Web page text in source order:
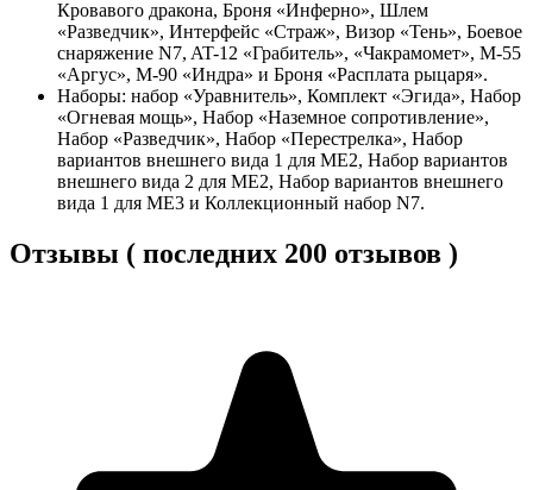
Кровавого дракона, Броня «Инферно», Шлем
«Разведчик», Интерфейс «Страж», Визор «Тень», Боевое
снаряжение N7, AT-12 «Грабитель», «Чакрамомет», M-55
«Аргус», M-90 «Индра» и Броня «Расплата рыцаря».
Наборы: набор «Уравнитель», Комплект «Эгида», Набор
«Огневая мощь», Набор «Наземное сопротивление»,
Набор «Разведчик», Набор «Перестрелка», Набор
вариантов внешнего вида 1 для ME2, Набор вариантов
внешнего вида 2 для ME2, Набор вариантов внешнего
вида 1 для ME3 и Коллекционный набор N7.
Отзывы ( последних 200 отзывов )